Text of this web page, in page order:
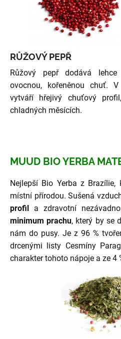
RŮŽOVÝ PEPŘ
Růžový pepř dodává
ovocnou, kořeněnou chuť.
vytváří hřejivý chuťový
chladných měsících.
MUUD BIO YERBA
Nejlepší Bio Yerba z
místní přírodou. Sušená
profil a zdravotní
minimum prachu, který by se
nám do pusy. Je z 96 %
drcenými listy Cesmíny
charakter tohoto nápoje a ze 4